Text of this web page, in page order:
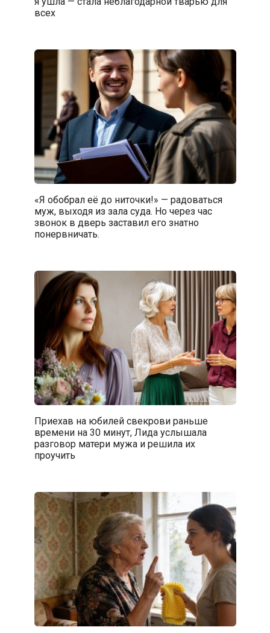
всех
«Я обобрал её до ниточки!» — радоваться
муж, выходя из зала суда. Но через час
звонок в дверь заставил его знатно
понервничать.
Приехав на юбилей свекрови раньше
времени на 30 минут, Лида услышала
разговор матери мужа и решила их
проучить